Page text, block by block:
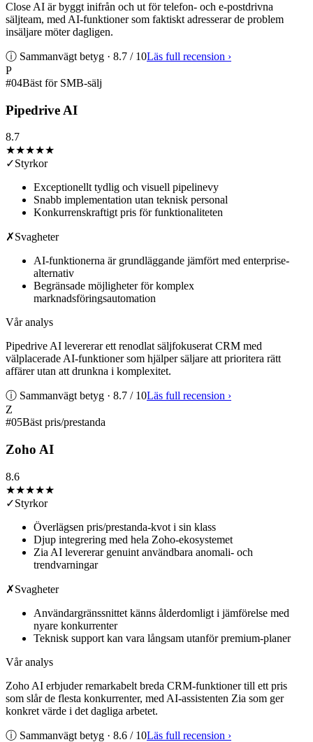
Close AI är byggt inifrån och ut för telefon- och e-postdrivna
säljteam, med AI-funktioner som faktiskt adresserar de problem
insäljare möter dagligen.
ⓘ Sammanvägt betyg · 8.7 / 10Läs full recension ›
P
#04Bäst för SMB-sälj
Pipedrive AI
8.7
★★★★★
✓Styrkor
Exceptionellt tydlig och visuell pipelinevy
Snabb implementation utan teknisk personal
Konkurrenskraftigt pris för funktionaliteten
✗Svagheter
AI-funktionerna är grundläggande jämfört med enterprise-
alternativ
Begränsade möjligheter för komplex
marknadsföringsautomation
Vår analys
Pipedrive AI levererar ett renodlat säljfokuserat CRM med
välplacerade AI-funktioner som hjälper säljare att prioritera rätt
affärer utan att drunkna i komplexitet.
ⓘ Sammanvägt betyg · 8.7 / 10Läs full recension ›
Z
#05Bäst pris/prestanda
Zoho AI
8.6
★★★★★
✓Styrkor
Överlägsen pris/prestanda-kvot i sin klass
Djup integrering med hela Zoho-ekosystemet
Zia AI levererar genuint användbara anomali- och
trendvarningar
✗Svagheter
Användargränssnittet känns ålderdomligt i jämförelse med
nyare konkurrenter
Teknisk support kan vara långsam utanför premium-planer
Vår analys
Zoho AI erbjuder remarkabelt breda CRM-funktioner till ett pris
som slår de flesta konkurrenter, med AI-assistenten Zia som ger
konkret värde i det dagliga arbetet.
ⓘ Sammanvägt betyg · 8.6 / 10Läs full recension ›